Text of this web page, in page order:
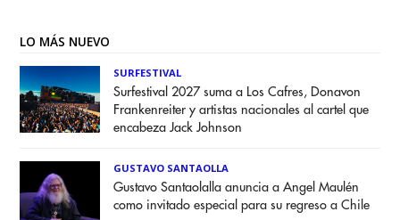
LO MÁS NUEVO
SURFESTIVAL
Surfestival 2027 suma a Los Cafres, Donavon
Frankenreiter y artistas nacionales al cartel que
encabeza Jack Johnson
GUSTAVO SANTAOLLA
Gustavo Santaolalla anuncia a Angel Maulén
como invitado especial para su regreso a Chile